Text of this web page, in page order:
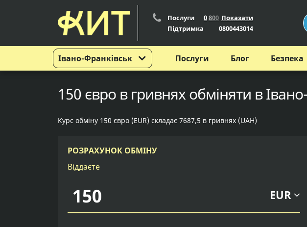
Івано-Франківськ
Послуги 0800 Показати
Підтримка
0800443014
Послуги Блог Безпека
150 євро в гривнях обміняти в
Курс обміну 150 євро (EUR) складає 7687,5 в гривнях (UAH)
РОЗРАХУНОК ОБМІНУ
Віддаєте
EUR